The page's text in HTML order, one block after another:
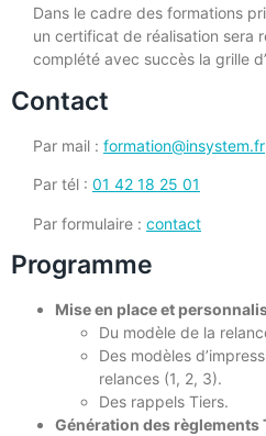
Dans le cadre des formations
un certificat de réalisation sera
complété avec succès la grille
Contact
Par mail : formation@insystem.fr
Par tél : 01 42 18 25 01
Par formulaire : contact
Programme
Mise en place et
Du modèle de la
Des modèles
relances (1, 2, 3).
Des rappels Tiers.
Génération des règlements